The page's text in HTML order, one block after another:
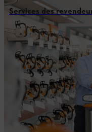
Services des